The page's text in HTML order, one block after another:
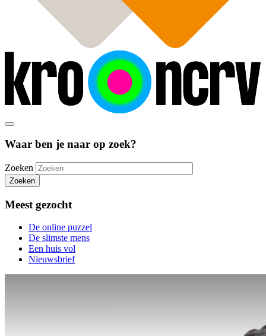
Waar ben je naar op zoek?
Zoeken
Zoeken
Meest gezocht
De online puzzel
De slimste mens
Een huis vol
Nieuwsbrief